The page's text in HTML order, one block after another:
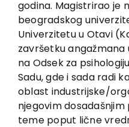
News
EU PROJECTS
Contact
godina. Magistrirao je
beogradskog
Univerzitetu u Otavi
završetku
na Odsek za
Sadu, gde i sada radi
oblast industrijske/
njegovim
teme poput lične